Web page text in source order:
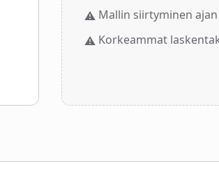
⚠️ Mallin siirtyminen
⚠️ Korkeammat